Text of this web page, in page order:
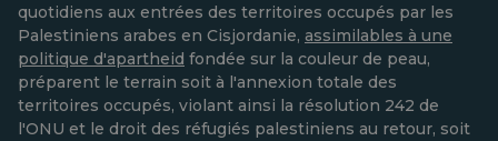
quotidiens aux entrées des territoires occupés par les
Palestiniens arabes en Cisjordanie, assimilables à une
politique d'apartheid fondée sur la couleur de peau,
préparent le terrain soit à l'annexion totale des
territoires occupés, violant ainsi la résolution 242 de
l'ONU et le droit des réfugiés palestiniens au retour, soit